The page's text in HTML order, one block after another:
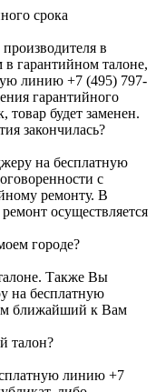
срока
в
гарантийном талоне,
линию +7 (495) 797-
гарантийного
товар будет заменен.
закончилась?
на бесплатную
с
ремонту. В
осуществляется
городе?
Также Вы
на бесплатную
ближайший к Вам
талон?
линию +7